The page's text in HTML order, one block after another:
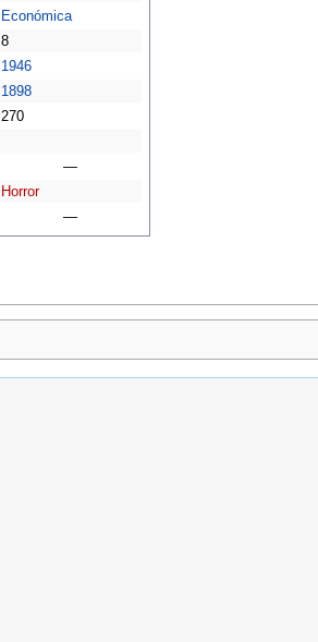
Económica
8
1946
1898
270
—
Horror
—